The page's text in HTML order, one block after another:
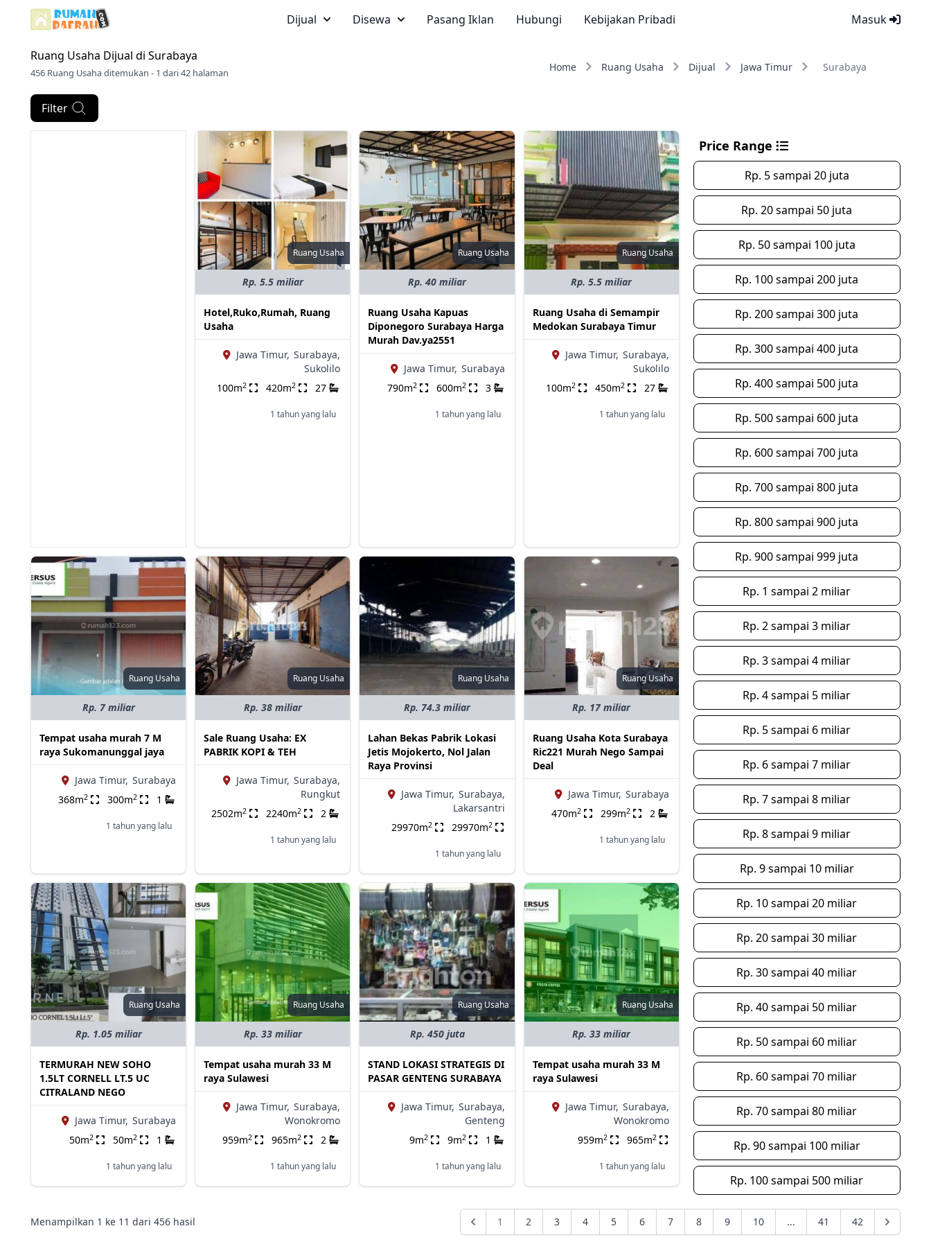
Masuk
Dijual Disewa Pasang Iklan Hubungi Kebijakan Pribadi
Ruang Usaha Dijual di Surabaya
456 Ruang Usaha ditemukan - 1 dari 42 halaman Home Ruang Usaha Dijual Jawa Timur Surabaya
Filter
Ruang Usaha
Rp. 5.5 miliar
Hotel,Ruko,Rumah, Ruang
Usaha
Jawa Timur, Surabaya,
Sukolilo
100m2 420m2 27
1 tahun yang lalu
Ruang Usaha
Rp. 40 miliar
Ruang Usaha Kapuas
Diponegoro Surabaya Harga
Murah Dav.ya2551
Jawa Timur, Surabaya
790m2 600m2 3
1 tahun yang lalu
Ruang Usaha
Rp. 5.5 miliar
Ruang Usaha di Semampir
Medokan Surabaya Timur
Jawa Timur, Surabaya,
Sukolilo
100m2 450m2 27
1 tahun yang lalu
Ruang Usaha
Rp. 7 miliar
Tempat usaha murah 7 M
raya Sukomanunggal jaya
Jawa Timur, Surabaya
368m2 300m2 1
1 tahun yang lalu
Ruang Usaha
Rp. 38 miliar
Sale Ruang Usaha: EX
PABRIK KOPI & TEH
Jawa Timur, Surabaya,
Rungkut
2502m2 2240m2 2
1 tahun yang lalu
Ruang Usaha
Rp. 74.3 miliar
Lahan Bekas Pabrik Lokasi
Jetis Mojokerto, Nol Jalan
Raya Provinsi
Jawa Timur, Surabaya,
Lakarsantri
29970m2 29970m2
1 tahun yang lalu
Ruang Usaha
Rp. 17 miliar
Ruang Usaha Kota Surabaya
Ric221 Murah Nego Sampai
Deal
Jawa Timur, Surabaya
470m2 299m2 2
1 tahun yang lalu
Ruang Usaha
Rp. 1.05 miliar
TERMURAH NEW SOHO
1.5LT CORNELL LT.5 UC
CITRALAND NEGO
Jawa Timur, Surabaya
50m2 50m2 1
1 tahun yang lalu
Ruang Usaha
Rp. 33 miliar
Tempat usaha murah 33 M
raya Sulawesi
Jawa Timur, Surabaya,
Wonokromo
959m2 965m2 2
1 tahun yang lalu
Ruang Usaha
Rp. 450 juta
STAND LOKASI STRATEGIS DI
PASAR GENTENG SURABAYA
Jawa Timur, Surabaya,
Genteng
9m2 9m2 1
1 tahun yang lalu
Ruang Usaha
Rp. 33 miliar
Tempat usaha murah 33 M
raya Sulawesi
Jawa Timur, Surabaya,
Wonokromo
959m2 965m2
1 tahun yang lalu
Price Range
Rp. 5 sampai 20 juta
Rp. 20 sampai 50 juta
Rp. 50 sampai 100 juta
Rp. 100 sampai 200 juta
Rp. 200 sampai 300 juta
Rp. 300 sampai 400 juta
Rp. 400 sampai 500 juta
Rp. 500 sampai 600 juta
Rp. 600 sampai 700 juta
Rp. 700 sampai 800 juta
Rp. 800 sampai 900 juta
Rp. 900 sampai 999 juta
Rp. 1 sampai 2 miliar
Rp. 2 sampai 3 miliar
Rp. 3 sampai 4 miliar
Rp. 4 sampai 5 miliar
Rp. 5 sampai 6 miliar
Rp. 6 sampai 7 miliar
Rp. 7 sampai 8 miliar
Rp. 8 sampai 9 miliar
Rp. 9 sampai 10 miliar
Rp. 10 sampai 20 miliar
Rp. 20 sampai 30 miliar
Rp. 30 sampai 40 miliar
Rp. 40 sampai 50 miliar
Rp. 50 sampai 60 miliar
Rp. 60 sampai 70 miliar
Rp. 70 sampai 80 miliar
Rp. 90 sampai 100 miliar
Rp. 100 sampai 500 miliar
Menampilkan 1 ke 11 dari 456 hasil 1 2 3 4 5 6 7 8 9 10 ... 41 42